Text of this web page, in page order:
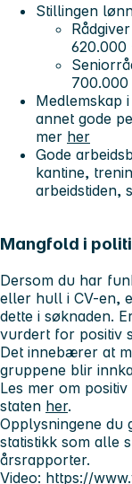
Stillingen
Rådgiver
620.000
700.000
Medlemskap
annet gode
mer her
Gode
kantine,
arbeidstiden,
Mangfold i
Dersom du har
eller hull i CV-en,
dette i søknaden.
vurdert for positiv
Det innebærer at
gruppene blir
Les mer om
staten her.
Opplysningene du
statistikk som alle
årsrapporter.
Video: https://